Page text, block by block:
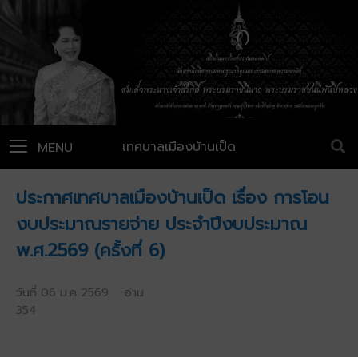
เทศบาลเมืองบ้านเป็ด
MENU
ประกาศเทศบาลเมืองบ้านเป็ด เรื่อง การโอน
งบประมาณรายจ่าย ประจำปีงบประมาณ
พ.ศ.2569 (ครั้งที่ 6)
วันที่ 06 ม.ค 2569 อ่าน
354